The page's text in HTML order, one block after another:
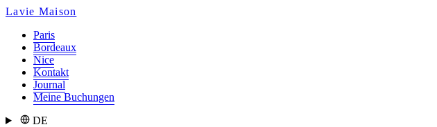
Lavie Maison
Paris
Bordeaux
Nice
Kontakt
Journal
Meine Buchungen
DE